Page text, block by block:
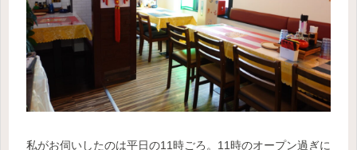
私がお伺いしたのは平日の11時ごろ。11時のオープン過ぎに